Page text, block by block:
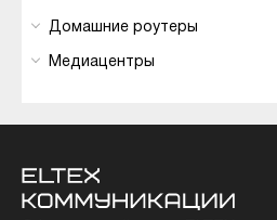
Домашние роутеры
Медиацентры